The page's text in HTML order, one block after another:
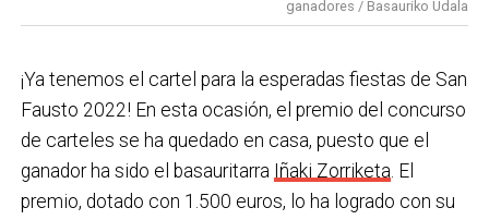
22:00 Disko Festa Sound en la carpa de Solobarria
GUDA DANTZA en la plaza Arizgoiti
23:59 Verbena con la orquesta REMIX en la plaza San
Fausto.
Domingo 9 de octubre
ganadores / Basauriko Udala
¡Ya tenemos el cartel para la esperadas fiestas de San
Fausto 2022! En esta ocasión, el premio del concurso
de carteles se ha quedado en casa, puesto que el
ganador ha sido el basauritarra Iñaki Zorriketa. El
premio, dotado con 1.500 euros, lo ha logrado con su